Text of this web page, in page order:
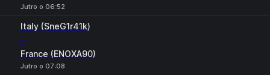
Jutro o 06:52
Italy (SneG1r41k)
-
France (ENOXA90)
Jutro o 07:08